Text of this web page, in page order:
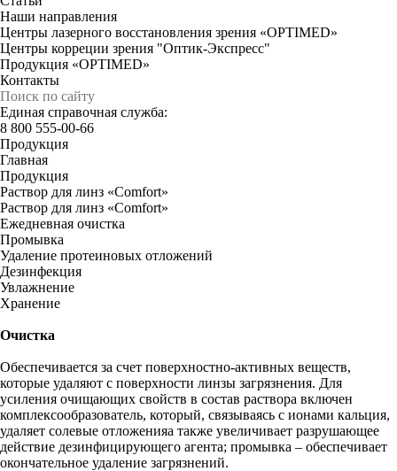
Наши направления
Центры лазерного восстановления зрения «OPTIMED»
Центры корреции зрения "Оптик-Экспресс"
Продукция «OPTIMED»
Контакты
Единая справочная служба:
8 800 555-00-66
Продукция
Главная
Продукция
Раствор для линз «Comfort»
Раствор для линз «Comfort»
Ежедневная очистка
Промывка
Удаление протеиновых отложений
Дезинфекция
Увлажнение
Хранение
Очистка
Обеспечивается за счет поверхностно-активных веществ,
которые удаляют с поверхности линзы загрязнения. Для
усиления очищающих свойств в состав раствора включен
комплексообразователь, который, связываясь с ионами кальция,
удаляет солевые отложенияа также увеличивает разрушающее
действие дезинфицирующего агента; промывка – обеспечивает
окончательное удаление загрязнений.